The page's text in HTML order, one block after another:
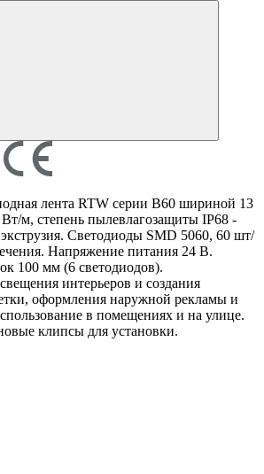
лента RTW серии B60 шириной 13
м, степень пылевлагозащиты IP68 -
Светодиоды SMD 5060, 60 шт/
Напряжение питания 24 В.
100 мм (6 светодиодов).
интерьеров и создания
оформления наружной рекламы и
в помещениях и на улице.
клипсы для установки.